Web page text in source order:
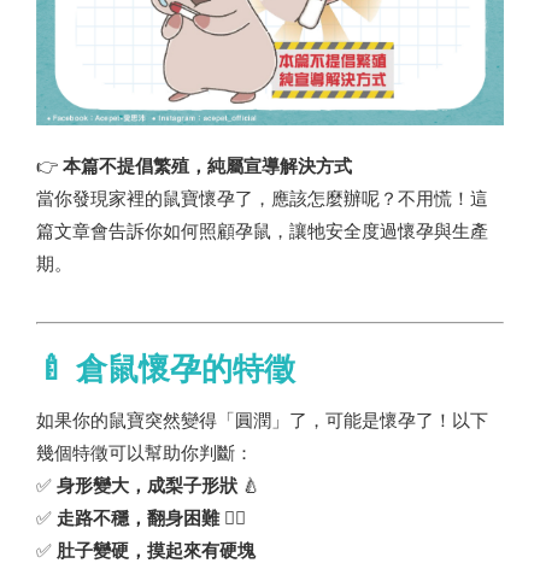
👉 本篇不提倡繁殖，純屬宣導解決方式
當你發現家裡的鼠寶懷孕了，應該怎麼辦呢？不用慌！這
篇文章會告訴你如何照顧孕鼠，讓牠安全度過懷孕與生產
期。
🍼 倉鼠懷孕的特徵
如果你的鼠寶突然變得「圓潤」了，可能是懷孕了！以下
幾個特徵可以幫助你判斷：
✅ 身形變大，成梨子形狀 🍐
✅ 走路不穩，翻身困難🚶‍♂️
✅ 肚子變硬，摸起來有硬塊